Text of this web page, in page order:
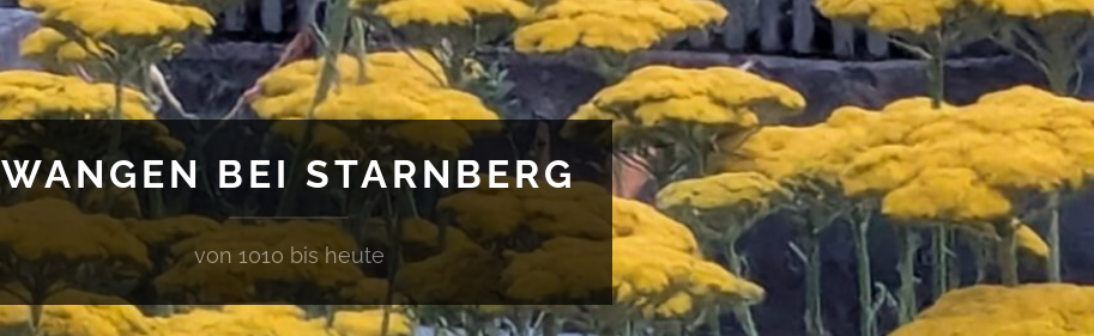
WANGEN BEI STARNBERG
von 1010 bis heute